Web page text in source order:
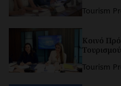
Tourism
Κοινό
Tourism